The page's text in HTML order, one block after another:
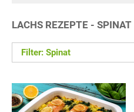
LACHS REZEPTE - SPINAT
Filter: Spinat